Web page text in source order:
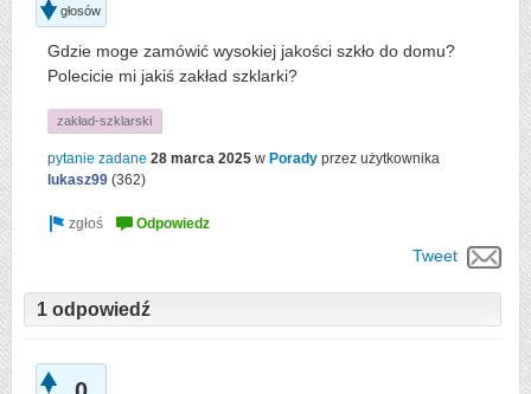
głosów
Gdzie moge zamówić wysokiej jakości szkło do domu?
Polecicie mi jakiś zakład szklarki?
zakład-szklarski
pytanie zadane 28 marca 2025 w Porady przez użytkownika
lukasz99 (362)
Tweet
1 odpowiedź